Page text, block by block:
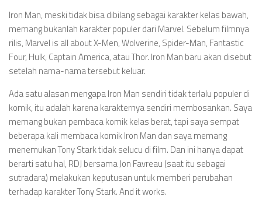
Iron Man, meski tidak bisa dibilang sebagai karakter kelas bawah,
memang bukanlah karakter populer dari Marvel. Sebelum filmnya
rilis, Marvel is all about X-Men, Wolverine, Spider-Man, Fantastic
Four, Hulk, Captain America, atau Thor. Iron Man baru akan disebut
setelah nama-nama tersebut keluar.
Ada satu alasan mengapa Iron Man sendiri tidak terlalu populer di
komik, itu adalah karena karakternya sendiri membosankan. Saya
memang bukan pembaca komik kelas berat, tapi saya sempat
beberapa kali membaca komik Iron Man dan saya memang
menemukan Tony Stark tidak selucu di film. Dan ini hanya dapat
berarti satu hal, RDJ bersama Jon Favreau (saat itu sebagai
sutradara) melakukan keputusan untuk memberi perubahan
terhadap karakter Tony Stark. And it works.